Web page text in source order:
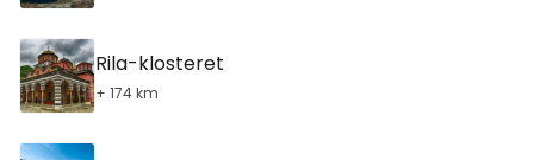
Rila-klosteret
+ 174 km